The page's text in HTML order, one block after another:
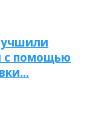
с помощью